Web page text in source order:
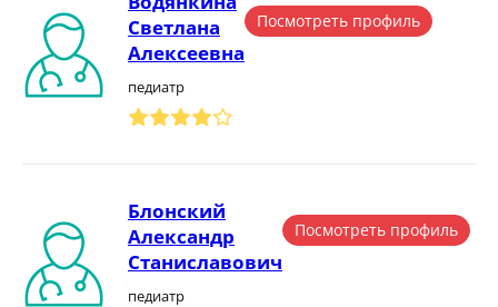
Светлана
Алексеевна
педиатр
Посмотреть профиль
Блонский
Александр
Станиславович
педиатр
Посмотреть профиль